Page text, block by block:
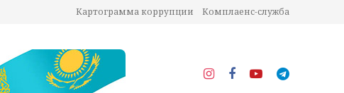
Картограмма коррупции Комплаенс-служба